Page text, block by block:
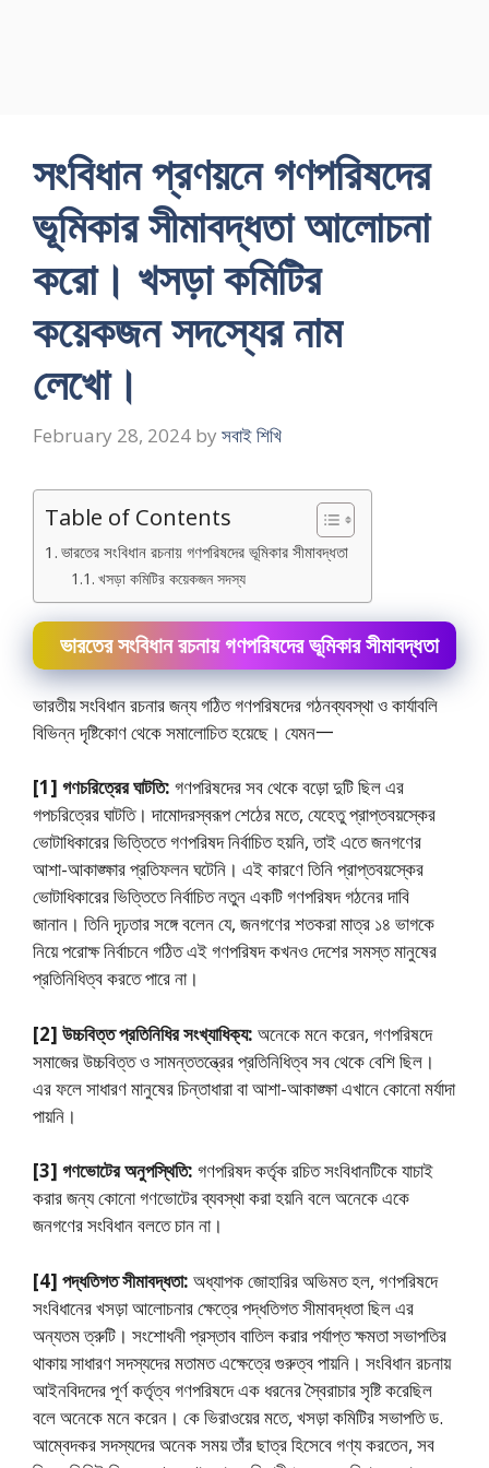
সংবিধান প্রণয়নে গণপরিষদের
ভূমিকার সীমাবদ্ধতা আলোচনা
করাে। খসড়া কমিটির
কয়েকজন সদস্যের নাম
লেখাে।
February 28, 2024 by সবাই শিখি
Table of Contents
ভারতের সংবিধান রচনায় গণপরিষদের ভূমিকার সীমাবদ্ধতা
খসড়া কমিটির কয়েকজন সদস্য
ভারতের সংবিধান রচনায় গণপরিষদের ভূমিকার সীমাবদ্ধতা
ভারতীয় সংবিধান রচনার জন্য গঠিত গণপরিষদের গঠনব্যবস্থা ও কার্যাবলি
বিভিন্ন দৃষ্টিকোণ থেকে সমালোচিত হয়েছে। যেমন一
[1] গণচরিত্রের ঘাটতি: গণপরিষদের সব থেকে বড়াে দুটি ছিল এর
গপচরিত্রের ঘাটতি। দামােদরস্বরূপ শেঠের মতে, যেহেতু প্রাপ্তবয়স্কের
ভােটাধিকারের ভিত্তিতে গণপরিষদ নির্বাচিত হয়নি, তাই এতে জনগণের
আশা-আকাঙ্ক্ষার প্রতিফলন ঘটেনি। এই কারণে তিনি প্রাপ্তবয়স্কের
ভােটাধিকারের ভিত্তিতে নির্বাচিত নতুন একটি গণপরিষদ গঠনের দাবি
জানান। তিনি দৃঢ়তার সঙ্গে বলেন যে, জনগণের শতকরা মাত্র ১৪ ভাগকে
নিয়ে পরােক্ষ নির্বাচনে গঠিত এই গণপরিষদ কখনও দেশের সমস্ত মানুষের
প্রতিনিধিত্ব করতে পারে না।
[2] উচ্চবিত্ত প্রতিনিধির সংখ্যাধিক্য: অনেকে মনে করেন, গণপরিষদে
সমাজের উচ্চবিত্ত ও সামন্ততন্ত্রের প্রতিনিধিত্ব সব থেকে বেশি ছিল।
এর ফলে সাধারণ মানুষের চিন্তাধারা বা আশা-আকাঙ্ক্ষা এখানে কোনাে মর্যাদা
পায়নি।
[3] গণভােটের অনুপস্থিতি: গণপরিষদ কর্তৃক রচিত সংবিধানটিকে যাচাই
করার জন্য কোনাে গণভােটের ব্যবস্থা করা হয়নি বলে অনেকে একে
জনগণের সংবিধান বলতে চান না।
[4] পদ্ধতিগত সীমাবদ্ধতা: অধ্যাপক জোহারির অভিমত হল, গণপরিষদে
সংবিধানের খসড়া আলােচনার ক্ষেত্রে পদ্ধতিগত সীমাবদ্ধতা ছিল এর
অন্যতম ত্রুটি। সংশােধনী প্রস্তাব বাতিল করার পর্যাপ্ত ক্ষমতা সভাপতির
থাকায় সাধারণ সদস্যদের মতামত এক্ষেত্রে গুরুত্ব পায়নি। সংবিধান রচনায়
আইনবিদদের পূর্ণ কর্তৃত্ব গণপরিষদে এক ধরনের স্বৈরাচার সৃষ্টি করেছিল
বলে অনেকে মনে করেন। কে ভিরাওয়ের মতে, খসড়া কমিটির সভাপতি ড.
আম্বেদকর সদস্যদের অনেক সময় তাঁর ছাত্র হিসেবে গণ্য করতেন, সব